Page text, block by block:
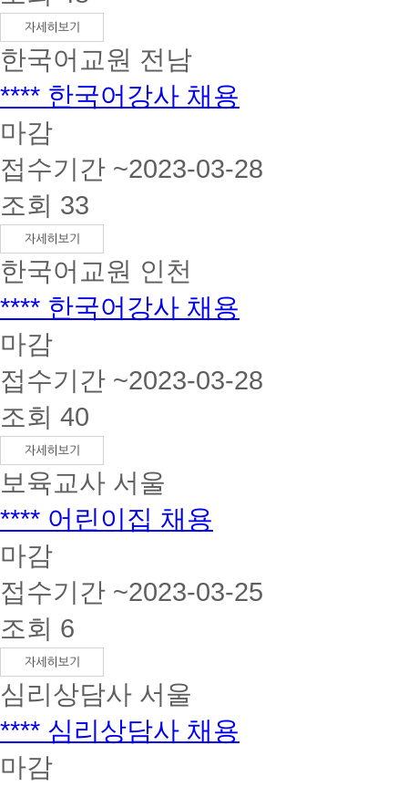
한국어교원 전남
**** 한국어강사 채용
마감
접수기간 ~2023-03-28
조회 33
한국어교원 인천
**** 한국어강사 채용
마감
접수기간 ~2023-03-28
조회 40
보육교사 서울
**** 어린이집 채용
마감
접수기간 ~2023-03-25
조회 6
심리상담사 서울
**** 심리상담사 채용
마감